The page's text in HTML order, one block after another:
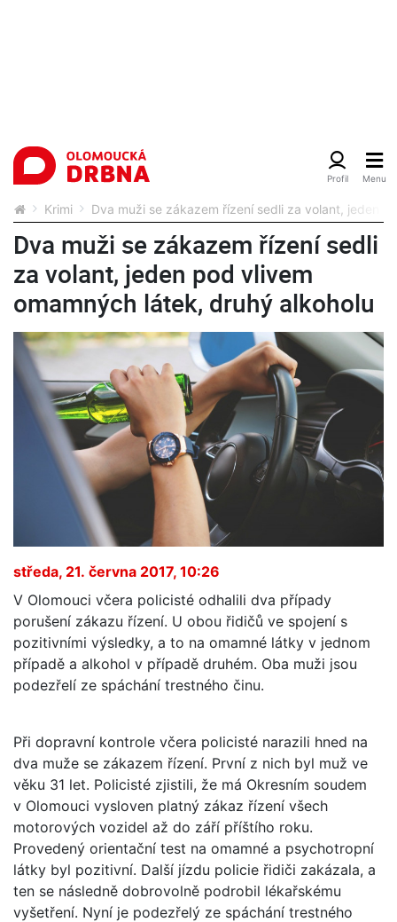
Krimi Dva muži se zákazem řízení sedli za volant, jeden
Dva muži se zákazem řízení sedli
za volant, jeden pod vlivem
omamných látek, druhý alkoholu
středa, 21. června 2017, 10:26
V Olomouci včera policisté odhalili dva případy
porušení zákazu řízení. U obou řidičů ve spojení s
pozitivními výsledky, a to na omamné látky v jednom
případě a alkohol v případě druhém. Oba muži jsou
podezřelí ze spáchání trestného činu.
Při dopravní kontrole včera policisté narazili hned na
dva muže se zákazem řízení. První z nich byl muž ve
věku 31 let. Policisté zjistili, že má Okresním soudem
v Olomouci vysloven platný zákaz řízení všech
motorových vozidel až do září příštího roku.
Provedený orientační test na omamné a psychotropní
látky byl pozitivní. Další jízdu policie řidiči zakázala, a
ten se následně dobrovolně podrobil lékařskému
vyšetření. Nyní je podezřelý ze spáchání trestného